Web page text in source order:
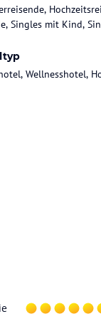
Singles mit Kind,
Wellnesshotel,